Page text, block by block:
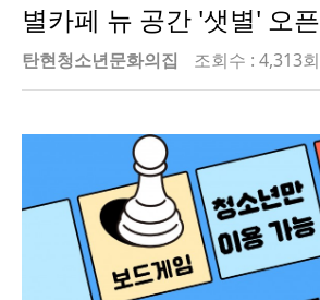
별카페 뉴 공간 '샛별' 오픈
탄현청소년문화의집 조회수 : 4,313회